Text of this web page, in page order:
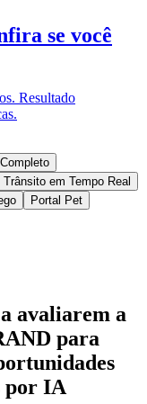
Bairro
Cidades da
se você
Resultado
Trânsito em Tempo Real
Portal Pet
avaliarem a
para
por IA